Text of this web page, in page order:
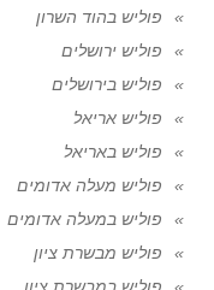
פוליש בהוד השרון
פוליש ירושלים
פוליש בירושלים
פוליש אריאל
פוליש באריאל
פוליש מעלה אדומים
פוליש במעלה אדומים
פוליש מבשרת ציון